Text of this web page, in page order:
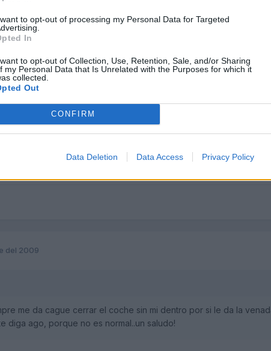
to opt-out of processing my Personal Data for Targeted
In
to opt-out of Collection, Use, Retention, Sale, and/or Sharing
my Personal Data that Is Unrelated with the Purposes for which it
collected.
Out
CONFIRM
Data Deletion Data Access Privacy Policy
del 2009
de apertura de la puerta que no detecto que habias
el coche mira en el fis si te detecta que tienes la puerta
del 2009
me da cague cerrar el coche sin mi dentro por si le da la
diga ago, porque no es normal..un saludo!